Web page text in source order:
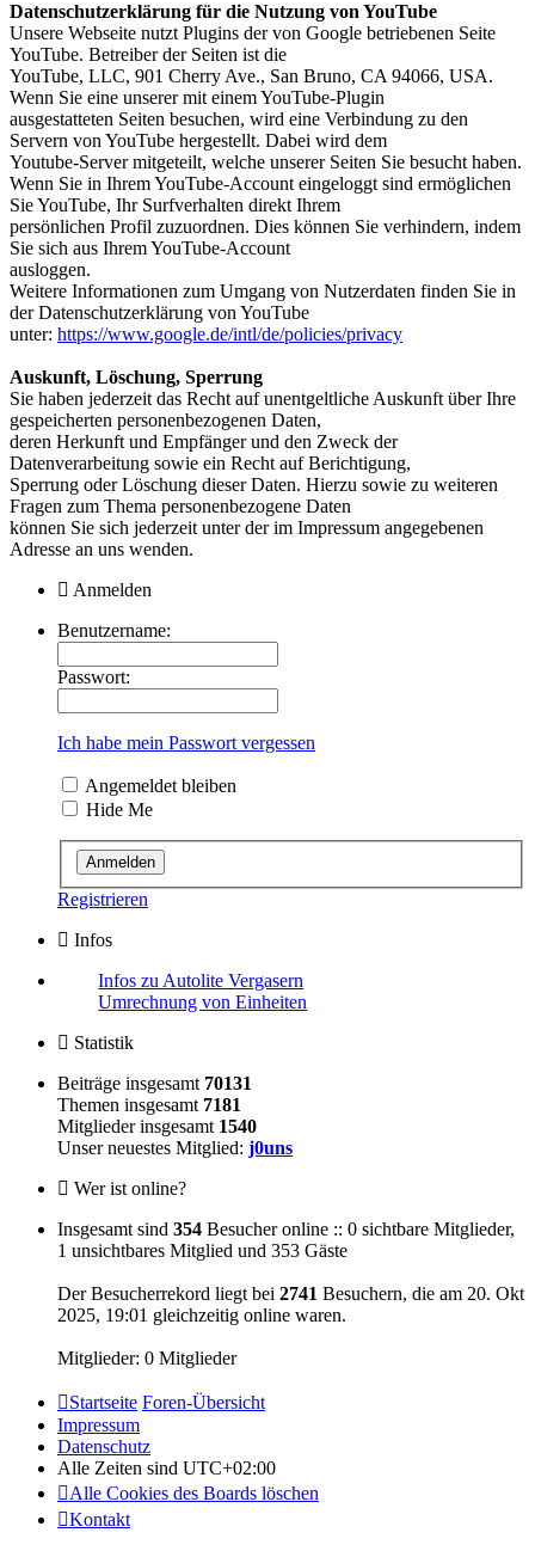
Datenschutzerklärung für die Nutzung von YouTube
Unsere Webseite nutzt Plugins der von Google betriebenen Seite
YouTube. Betreiber der Seiten ist die
YouTube, LLC, 901 Cherry Ave., San Bruno, CA 94066, USA.
Wenn Sie eine unserer mit einem YouTube-Plugin
ausgestatteten Seiten besuchen, wird eine Verbindung zu den
Servern von YouTube hergestellt. Dabei wird dem
Youtube-Server mitgeteilt, welche unserer Seiten Sie besucht haben.
Wenn Sie in Ihrem YouTube-Account eingeloggt sind ermöglichen
Sie YouTube, Ihr Surfverhalten direkt Ihrem
persönlichen Profil zuzuordnen. Dies können Sie verhindern, indem
Sie sich aus Ihrem YouTube-Account
ausloggen.
Weitere Informationen zum Umgang von Nutzerdaten finden Sie in
der Datenschutzerklärung von YouTube
unter: https://www.google.de/intl/de/policies/privacy
Auskunft, Löschung, Sperrung
Sie haben jederzeit das Recht auf unentgeltliche Auskunft über Ihre
gespeicherten personenbezogenen Daten,
deren Herkunft und Empfänger und den Zweck der
Datenverarbeitung sowie ein Recht auf Berichtigung,
Sperrung oder Löschung dieser Daten. Hierzu sowie zu weiteren
Fragen zum Thema personenbezogene Daten
können Sie sich jederzeit unter der im Impressum angegebenen
Adresse an uns wenden.
Anmelden
Benutzername:
Passwort:
Ich habe mein Passwort vergessen
Angemeldet bleiben
Hide Me
Registrieren
Infos
Infos zu Autolite Vergasern
Umrechnung von Einheiten
Statistik
Beiträge insgesamt 70131
Themen insgesamt 7181
Mitglieder insgesamt 1540
Unser neuestes Mitglied: j0uns
Wer ist online?
Insgesamt sind 354 Besucher online :: 0 sichtbare Mitglieder,
1 unsichtbares Mitglied und 353 Gäste
Der Besucherrekord liegt bei 2741 Besuchern, die am 20. Okt
2025, 19:01 gleichzeitig online waren.
Mitglieder: 0 Mitglieder
Startseite Foren-Übersicht
Impressum
Datenschutz
Alle Zeiten sind UTC+02:00
Alle Cookies des Boards löschen
Kontakt